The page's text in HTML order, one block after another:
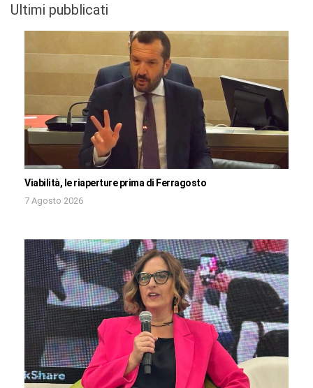
Ultimi pubblicati
Viabilità, le riaperture prima di Ferragosto
7 Agosto 2026